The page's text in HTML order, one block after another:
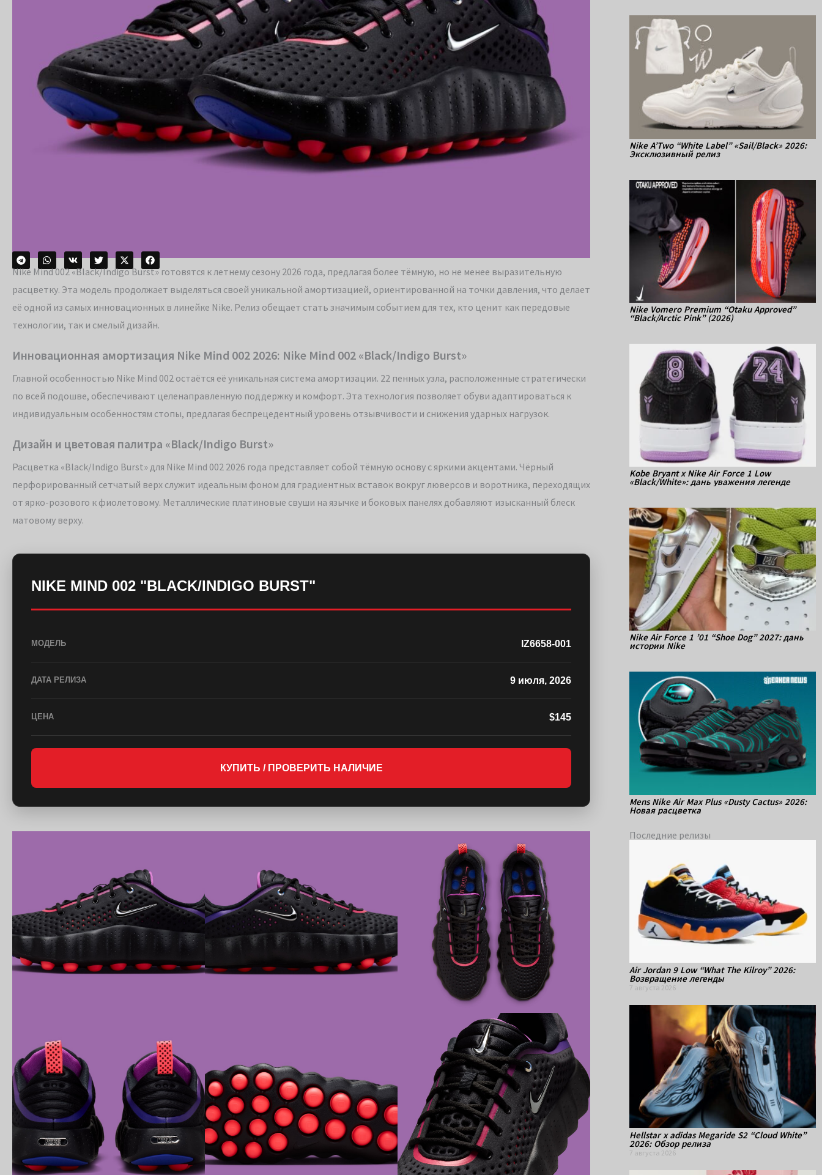
Nike Mind 002 «Black/Indigo Burst» готовятся к летнему сезону 2026 года, предлагая более тёмную, но не менее выразительную
расцветку. Эта модель продолжает выделяться своей уникальной амортизацией, ориентированной на точки давления, что делает
её одной из самых инновационных в линейке Nike. Релиз обещает стать значимым событием для тех, кто ценит как передовые
технологии, так и смелый дизайн.
Инновационная амортизация Nike Mind 002 2026: Nike Mind 002 «Black/Indigo Burst»
Главной особенностью Nike Mind 002 остаётся её уникальная система амортизации. 22 пенных узла, расположенные стратегически
по всей подошве, обеспечивают целенаправленную поддержку и комфорт. Эта технология позволяет обуви адаптироваться к
индивидуальным особенностям стопы, предлагая беспрецедентный уровень отзывчивости и снижения ударных нагрузок.
Дизайн и цветовая палитра «Black/Indigo Burst»
Расцветка «Black/Indigo Burst» для Nike Mind 002 2026 года представляет собой тёмную основу с яркими акцентами. Чёрный
перфорированный сетчатый верх служит идеальным фоном для градиентных вставок вокруг люверсов и воротника, переходящих
от ярко-розового к фиолетовому. Металлические платиновые свуши на язычке и боковых панелях добавляют изысканный блеск
матовому верху.
NIKE MIND 002 "BLACK/INDIGO BURST"
МОДЕЛЬ IZ6658-001
ДАТА РЕЛИЗА 9 июля, 2026
ЦЕНА $145
КУПИТЬ / ПРОВЕРИТЬ НАЛИЧИЕ
Nike A’Two “White Label” «Sail/Black» 2026:
Эксклюзивный релиз
Nike Vomero Premium “Otaku Approved”
“Black/Arctic Pink” (2026)
Kobe Bryant x Nike Air Force 1 Low
«Black/White»: дань уважения легенде
Nike Air Force 1 ’01 “Shoe Dog” 2027: дань
истории Nike
Mens Nike Air Max Plus «Dusty Cactus» 2026:
Новая расцветка
Последние релизы
Air Jordan 9 Low “What The Kilroy” 2026:
Возвращение легенды
7 августа 2026
Hellstar x adidas Megaride S2 “Cloud White”
2026: Обзор релиза
7 августа 2026